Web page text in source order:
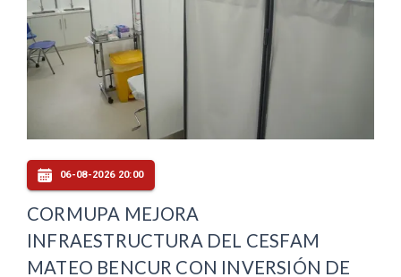
06-08-2026 20:00
CORMUPA MEJORA
INFRAESTRUCTURA DEL CESFAM
MATEO BENCUR CON INVERSIÓN DE